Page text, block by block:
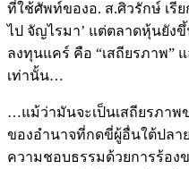
ที่ใช้ศัพท์ของอ. ส.ศิวรักษ์ เรี
ไป จัญไรมา’ แต่ตลาดหุ้นยังขึ้
ลงทุนแคร์ คือ “เสถียรภาพ”
เท่านั้น…
…แม้ว่ามันจะเป็นเสถียรภาพ
ของอำนาจที่กดขี่ผู้อื่นใต้ปลา
ความชอบธรรมด้วยการร้อง